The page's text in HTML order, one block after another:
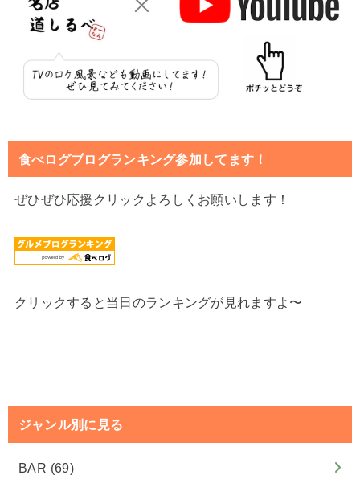
食べログブログランキング参加してます！
ぜひぜひ応援クリックよろしくお願いします！
クリックすると当日のランキングが見れますよ〜
ジャンル別に見る
BAR (69)